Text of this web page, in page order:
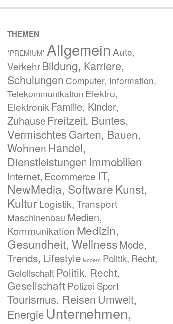
THEMEN
*PREMIUM* Allgemein Auto,
VerkehrBildung, Karriere,
Schulungen Computer, Information,
Telekommunikation Elektro,
Elektronik Familie, Kinder,
Zuhause Freitzeit, Buntes,
Vermischtes Garten, Bauen,
Wohnen Handel,
Dienstleistungen Immobilien
Internet, Ecommerce IT,
NewMedia, SoftwareKunst,
KulturLogistik, Transport
Maschinenbau Medien,
Kommunikation Medizin,
Gesundheit, WellnessMode,
Trends, Lifestyle Modern Politik, Recht,
Gelellschaft Politik, Recht,
GesellschaftPolizei Sport
Tourismus, Reisen Umwelt,
Energie Unternehmen,